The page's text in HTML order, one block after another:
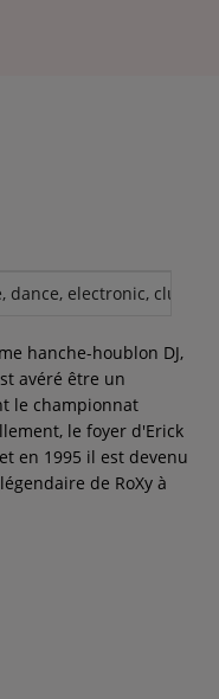
dance, electronic, club,
hanche-houblon DJ,
avéré être un
le championnat
le foyer d'Erick
en 1995 il est devenu
de RoXy à